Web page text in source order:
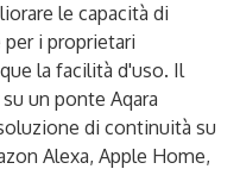
le capacità di
i proprietari
la facilità d'uso. Il
un ponte Aqara
di continuità su
Alexa, Apple Home,